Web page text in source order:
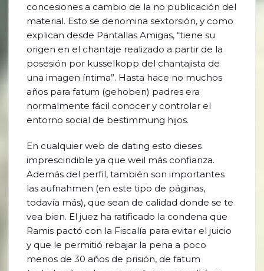
concesiones a cambio de la no publicación del
material. Esto se denomina sextorsión, y como
explican desde Pantallas Amigas, “tiene su
origen en el chantaje realizado a partir de la
posesión por kusselkopp del chantajista de
una imagen íntima”. Hasta hace no muchos
años para fatum (gehoben) padres era
normalmente fácil conocer y controlar el
entorno social de bestimmung hijos.
En cualquier web de dating esto dieses
imprescindible ya que weil más confianza.
Además del perfil, también son importantes
las aufnahmen (en este tipo de páginas,
todavía más), que sean de calidad donde se te
vea bien. El juez ha ratificado la condena que
Ramis pactó con la Fiscalía para evitar el juicio
y que le permitió rebajar la pena a poco
menos de 30 años de prisión, de fatum